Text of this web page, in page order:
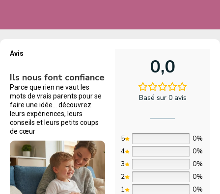
Avis
Ils nous font confiance
Parce que rien ne vaut les
mots de vrais parents pour se
faire une idée… découvrez
leurs expériences, leurs
conseils et leurs petits coups
de cœur
0,0
Basé sur 0 avis
5
0%
4
0%
3
0%
2
0%
1
0%